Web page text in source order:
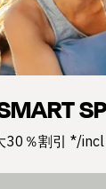
％割引 */incl